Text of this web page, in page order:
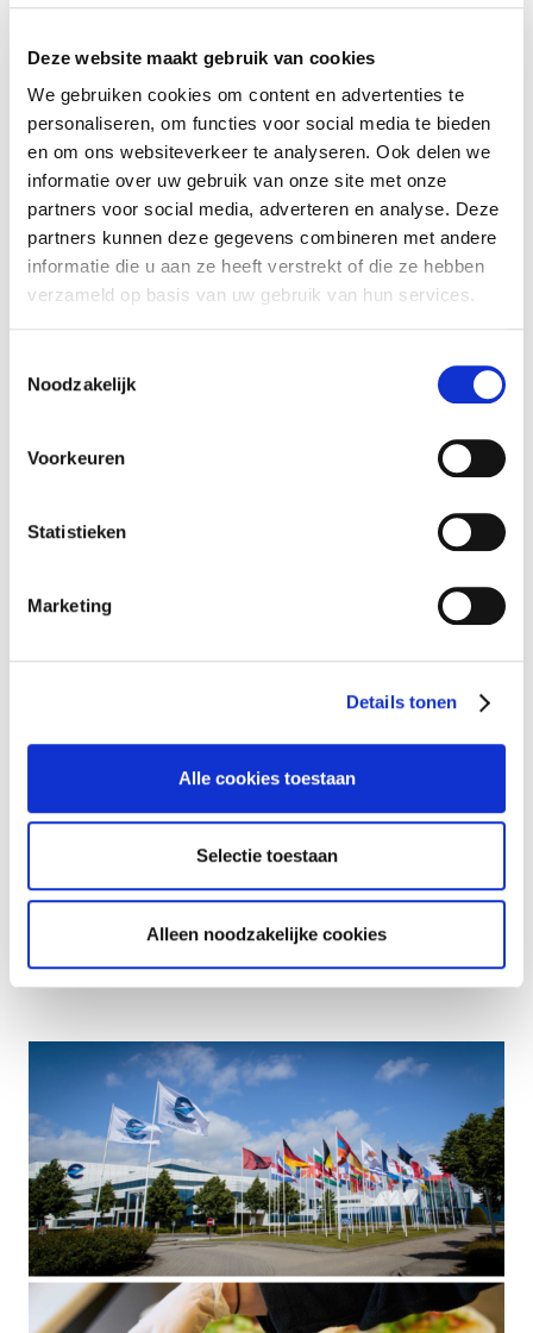
Deze website maakt gebruik van cookies
We gebruiken cookies om content en advertenties te
personaliseren, om functies voor social media te bieden
en om ons websiteverkeer te analyseren. Ook delen we
informatie over uw gebruik van onze site met onze
partners voor social media, adverteren en analyse. Deze
partners kunnen deze gegevens combineren met andere
informatie die u aan ze heeft verstrekt of die ze hebben
verzameld op basis van uw gebruik van hun services.
Noodzakelijk
Voorkeuren
Statistieken
Marketing
Details tonen
Alle cookies toestaan
Selectie toestaan
Alleen noodzakelijke cookies
EUROCONTROL selecteert Green Kitchen voor zijn